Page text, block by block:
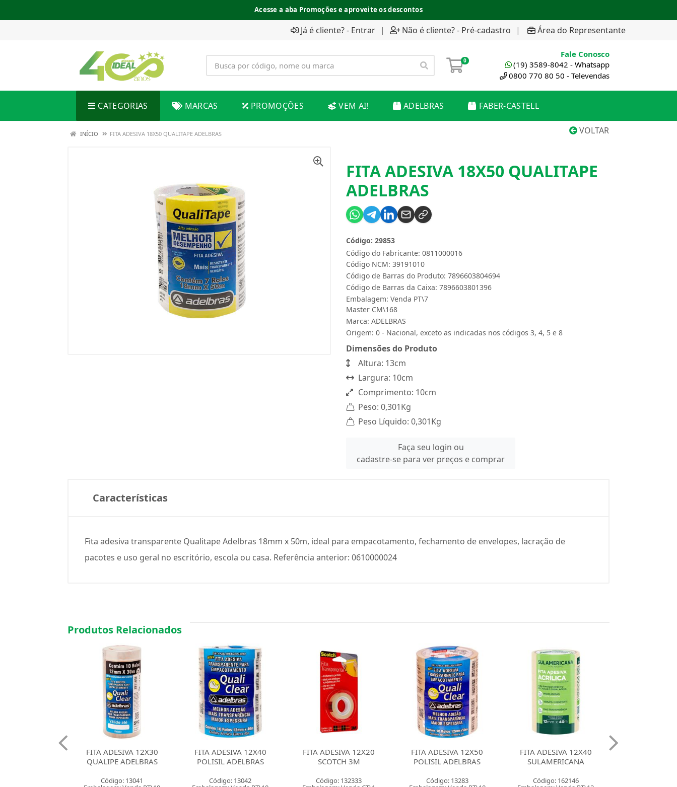
Acesse a aba Promoções e aproveite os descontos
Já é cliente? - Entrar | Não é cliente? - Pré-cadastro | Área do Representante
0
Fale Conosco
(19) 3589-8042 - Whatsapp
0800 770 80 50 - Televendas
CATEGORIAS MARCAS PROMOÇÕES VEM AI! ADELBRAS FABER-CASTELL
VOLTAR
INÍCIO FITA ADESIVA 18X50 QUALITAPE ADELBRAS
FITA ADESIVA 18X50 QUALITAPE
ADELBRAS
Código do Fabricante: 0811000016
Código: 29853
Código NCM: 39191010
Código de Barras do Produto: 7896603804694
Código de Barras da Caixa: 7896603801396
Embalagem: Venda PT\7
Master CM\168
Marca: ADELBRAS
Origem: 0 - Nacional, exceto as indicadas nos códigos 3, 4, 5 e 8
Dimensões do Produto
Altura: 13cm
Largura: 10cm
Comprimento: 10cm
Peso: 0,301Kg
Peso Líquido: 0,301Kg
Faça seu login ou
cadastre-se para ver preços e comprar
Características
Fita adesiva transparente Qualitape Adelbras 18mm x 50m, ideal para empacotamento, fechamento de envelopes, lacração de
pacotes e uso geral no escritório, escola ou casa. Referência anterior: 0610000024
Produtos Relacionados
FITA ADESIVA 12X40
POLISIL ADELBRAS
Código: 13042
FITA ADESIVA 12X20
SCOTCH 3M
Código: 132333
FITA ADESIVA 12X50
POLISIL ADELBRAS
Código: 13283
FITA ADESIVA 12X40
SULAMERICANA
Código: 162146
FITA ADESIVA 18X40
SULAMERICANA
Código: 162148